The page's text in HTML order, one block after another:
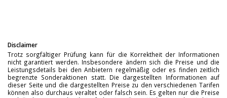
Disclaimer
Trotz sorgfältiger Prüfung kann für die Korrektheit der Informationen
nicht garantiert werden. Insbesondere ändern sich die Preise und die
Leistungsdetails bei den Anbietern regelmäßig oder es finden zeitlich
begrenzte Sonderaktionen statt. Die dargestellten Informationen auf
dieser Seite und die dargestellten Preise zu den verschiedenen Tarifen
können also durchaus veraltet oder falsch sein. Es gelten nur die Preise